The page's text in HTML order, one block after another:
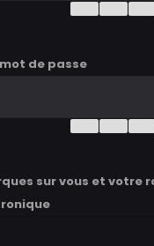
de passe
sur vous et votre